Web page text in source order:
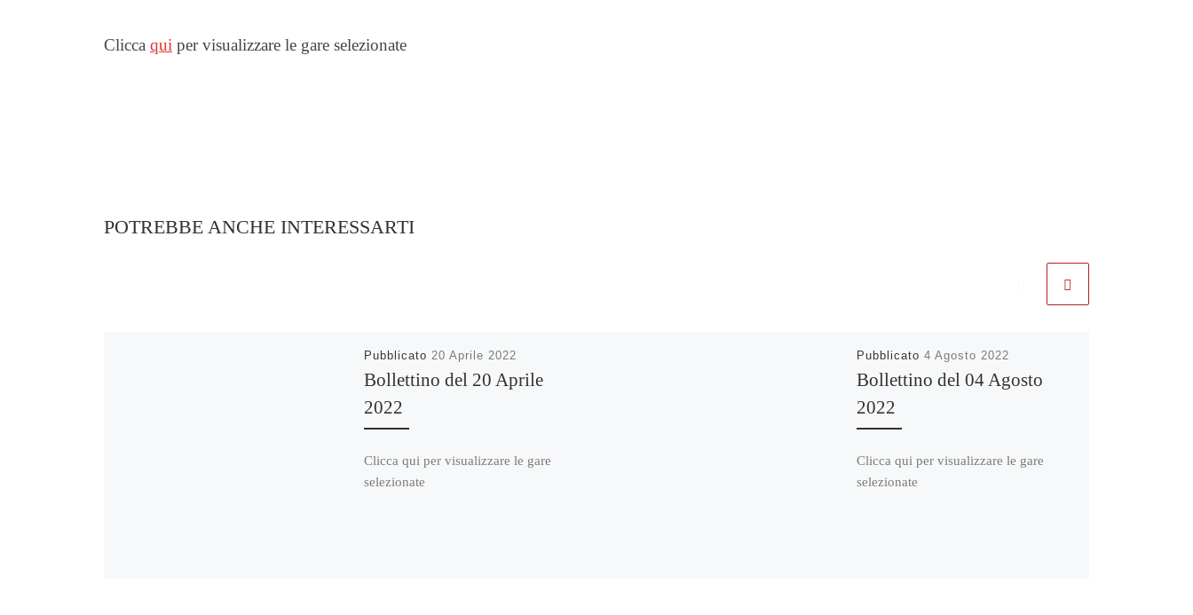
Clicca qui per visualizzare le gare selezionate
POTREBBE ANCHE INTERESSARTI
Pubblicato 20 Aprile 2022
Bollettino del 20 Aprile
2022
Clicca qui per visualizzare le gare
selezionate
Pubblicato 4 Agosto 2022
Bollettino del 04 Agosto
2022
Clicca qui per visualizzare le gare
selezionate